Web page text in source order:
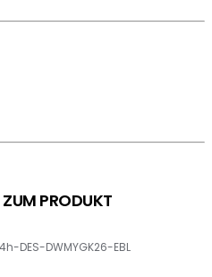
PRODUKT
DES-DWMYGK26-EBL